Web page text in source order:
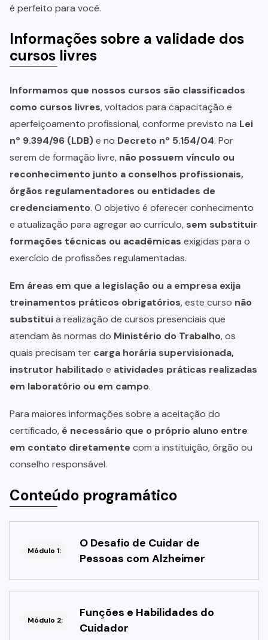
é perfeito para você.
Informações sobre a validade dos
cursos livres
Informamos que nossos cursos são classificados
como cursos livres, voltados para capacitação e
aperfeiçoamento profissional, conforme previsto na Lei
nº 9.394/96 (LDB)e no Decreto nº 5.154/04. Por
serem de formação livre, não possuem vínculo ou
reconhecimento junto a conselhos profissionais,
órgãos regulamentadores ou entidades de
credenciamento. O objetivo é oferecer conhecimento
e atualização para agregar ao currículo, sem substituir
formações técnicas ou acadêmicas exigidas para o
exercício de profissões regulamentadas.
Em áreas em que a legislação ou a empresa exija
treinamentos práticos obrigatórios, este curso não
substituia realização de cursos presenciais que
atendam às normas do Ministério do Trabalho, os
quais precisam ter carga horária supervisionada,
instrutor habilitadoe atividades práticas realizadas
em laboratório ou em campo.
Para maiores informações sobre a aceitação do
certificado, é necessário que o próprio aluno entre
em contato diretamente com a instituição, órgão ou
conselho responsável.
Conteúdo programático
Módulo 1:
O Desafio de Cuidar de
Pessoas com Alzheimer
Módulo 2:
Funções e Habilidades do
Cuidador